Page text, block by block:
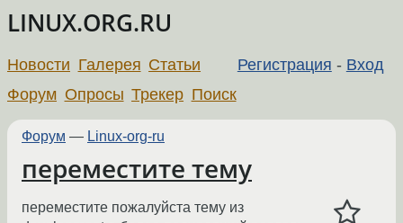
LINUX.ORG.RU
Регистрация - Вход
Новости Галерея Статьи
Форум Опросы Трекер Поиск
Форум — Linux-org-ru
переместите тему
переместите пожалуйста тему из